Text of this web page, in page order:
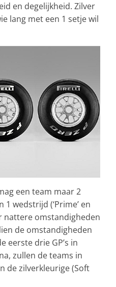
en degelijkheid. Zilver
lang met een 1 setje wil
een team maar 2
wedstrijd (‘Prime’ en
nattere omstandigheden
de omstandigheden
eerste drie GP’s in
zullen de teams in
de zilverkleurige (Soft